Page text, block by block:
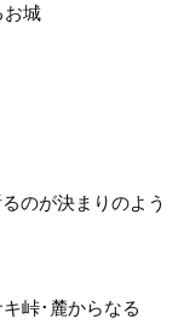
お城
のが決まりのよう
峠･麓からなる